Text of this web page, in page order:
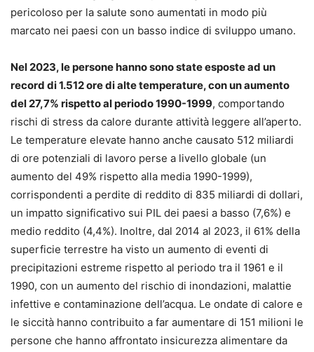
pericoloso per la salute sono aumentati in modo più
marcato nei paesi con un basso indice di sviluppo umano.
Nel 2023, le persone hanno sono state esposte ad un
record di 1.512 ore di alte temperature, con un aumento
del 27,7% rispetto al periodo 1990-1999, comportando
rischi di stress da calore durante attività leggere all’aperto.
Le temperature elevate hanno anche causato 512 miliardi
di ore potenziali di lavoro perse a livello globale (un
aumento del 49% rispetto alla media 1990-1999),
corrispondenti a perdite di reddito di 835 miliardi di dollari,
un impatto significativo sui PIL dei paesi a basso (7,6%) e
medio reddito (4,4%). Inoltre, dal 2014 al 2023, il 61% della
superficie terrestre ha visto un aumento di eventi di
precipitazioni estreme rispetto al periodo tra il 1961 e il
1990, con un aumento del rischio di inondazioni, malattie
infettive e contaminazione dell’acqua. Le ondate di calore e
le siccità hanno contribuito a far aumentare di 151 milioni le
persone che hanno affrontato insicurezza alimentare da